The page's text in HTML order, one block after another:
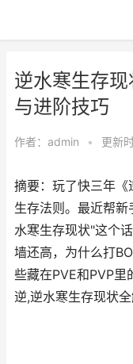
逆水寒生存
与进阶技巧
作者： admin • 更新
摘要：玩了快三年
生存法则。最近帮
水寒生存现状"这个
墙还高，为什么打
些藏在PVE和PVP里
逆,逆水寒生存现状